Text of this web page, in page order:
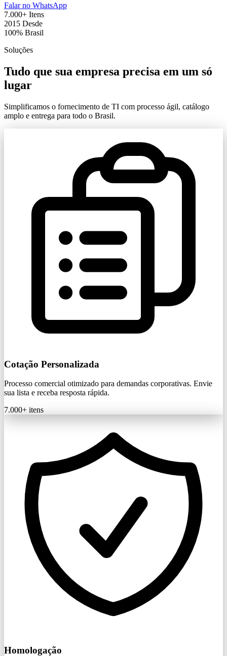
Falar no WhatsApp
7.000+ Itens
2015 Desde
100% Brasil
Soluções
Tudo que sua empresa precisa em um só
lugar
Simplificamos o fornecimento de TI com processo ágil, catálogo
amplo e entrega para todo o Brasil.
Cotação Personalizada
Processo comercial otimizado para demandas corporativas. Envie
sua lista e receba resposta rápida.
7.000+ itens
Homologação